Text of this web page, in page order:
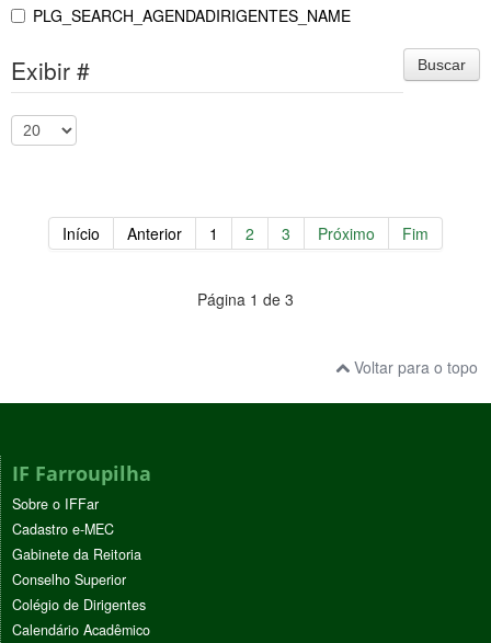
PLG_SEARCH_AGENDADIRIGENTES_NAME
Buscar
Exibir #
Início Anterior 1 2 3 Próximo Fim
Página 1 de 3
Voltar para o topo
IF Farroupilha
Sobre o IFFar
Cadastro e-MEC
Gabinete da Reitoria
Conselho Superior
Colégio de Dirigentes
Calendário Acadêmico